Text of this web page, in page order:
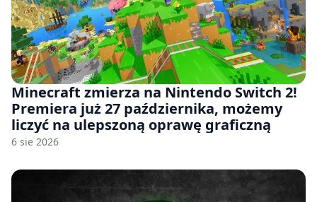
Minecraft zmierza na Nintendo Switch 2!
Premiera już 27 października, możemy
liczyć na ulepszoną oprawę graficzną
6 sie 2026